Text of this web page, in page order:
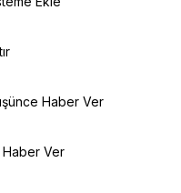
Haber Ver
Ver